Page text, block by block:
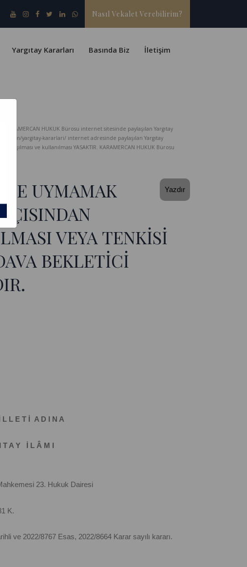
Nasıl Vekalet Verebilirim?
Yargıtay Kararları Basında Biz İletişim
HUKUK Bürosu internet sitesinde paylaşılan Yargıtay
yargitay-kararlari/ internet adresinde paylaşılan Yargıtay
ve kullanılması YASAKTIR. KARAMERCAN HUKUK Bürosu
Yazdır
UYMAMAK
VEYA TENKİSİ
BEKLETİCİ
L E T İ A D I N A
T A Y İ L Â M I
23. Hukuk Dairesi
K.
ve 2022/8767 Esas, 2022/8664 Karar sayılı kararı.